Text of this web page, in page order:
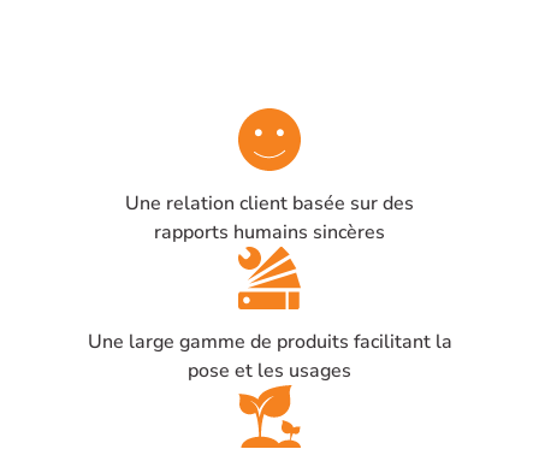
Une relation client basée sur des
rapports humains sincères
Une large gamme de produits facilitant la
pose et les usages